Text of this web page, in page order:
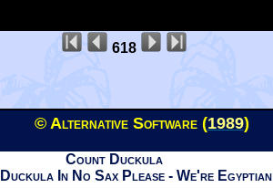
618
© Alternative Software (1989)
Count Duckula
In No Sax Please - We're Egyptian